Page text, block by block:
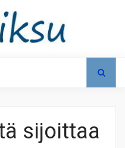
sijoittaa